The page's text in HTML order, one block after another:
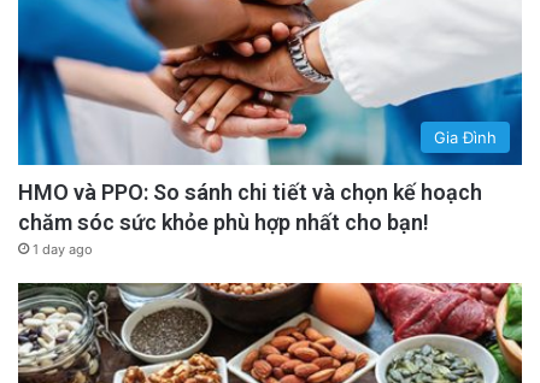
Gia Đình
HMO và PPO: So sánh chi tiết và chọn kế hoạch
chăm sóc sức khỏe phù hợp nhất cho bạn!
1 day ago